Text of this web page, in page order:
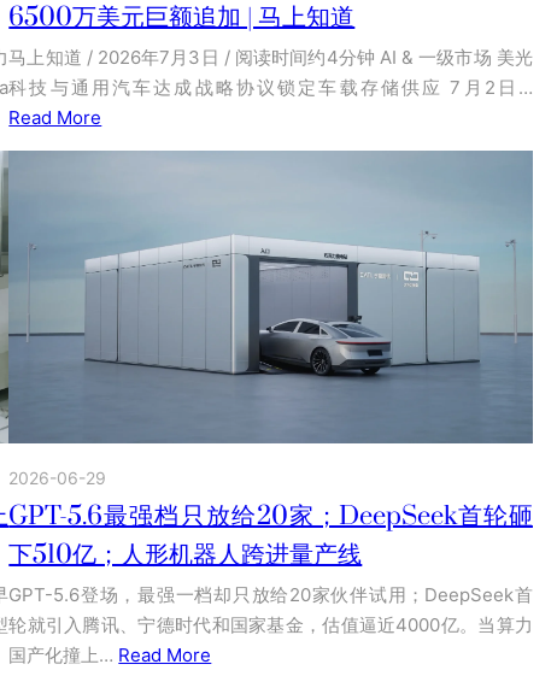
6500万美元巨额追加 | 马上知道
马上知道 / 2026年7月3日 / 阅读时间约4分钟 AI & 一级市场 美光
科技与通用汽车达成战略协议锁定车载存储供应 7月2日…
Read More
2026-06-29
GPT-5.6最强档只放给20家；DeepSeek首轮砸
下510亿；人形机器人跨进量产线
GPT-5.6登场，最强一档却只放给20家伙伴试用；DeepSeek首
轮就引入腾讯、宁德时代和国家基金，估值逼近4000亿。当算力
国产化撞上… Read More